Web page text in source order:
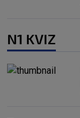
N1 KVIZ